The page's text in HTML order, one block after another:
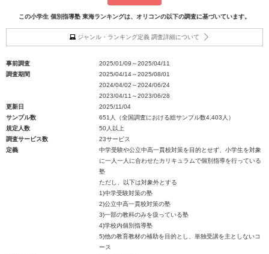
この小学生 個別指導塾 東海ランキングは、オリコンの以下の調査に基づいています。
ジャンル・ランキング定義 調査詳細について
事前調査
2025/01/09～2025/04/11
調査期間
2025/04/14～2025/08/01
2024/04/02～2024/06/24
2023/04/11～2023/06/28
更新日
2025/11/04
サンプル数
651人（全国調査における総サンプル数4,403人）
規定人数
50人以上
調査サービス数
23サービス
定義
中学受験や公立中高一貫校対策を目的とせず、小学生を対象
に一人一人に合わせたカリキュラムで個別指導を行っている
塾
ただし、以下は対象外とする
1)中学受験対策の塾
2)公立中高一貫校対策の塾
3)一部の教科のみを扱っている塾
4)学校内個別指導塾
5)他の教育教材の補助を目的とし、単独受講を主としないコ
ース